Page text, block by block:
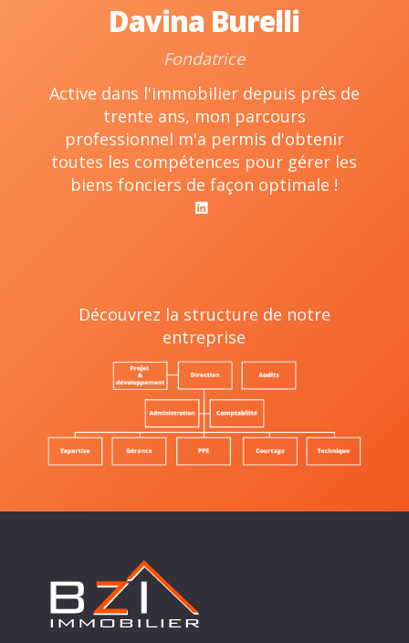
Davina Burelli
Fondatrice
Active dans l'immobilier depuis près de
trente ans, mon parcours
professionnel m'a permis d'obtenir
toutes les compétences pour gérer les
biens fonciers de façon optimale !
Découvrez la structure de notre
entreprise